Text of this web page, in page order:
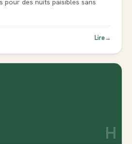
pour des nuits paisibles sans
Lire→
H